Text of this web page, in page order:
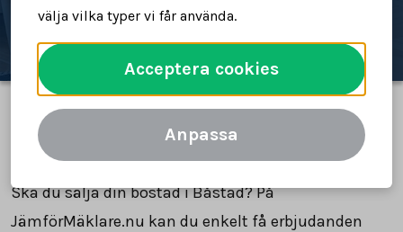
Jämför mäklare
Jämför mäklare i Båstad
Ska du sälja din bostad i Båstad? På
JämförMäklare.nu kan du enkelt få erbjudanden
välja vilka typer vi får använda.
Acceptera cookies
Anpassa